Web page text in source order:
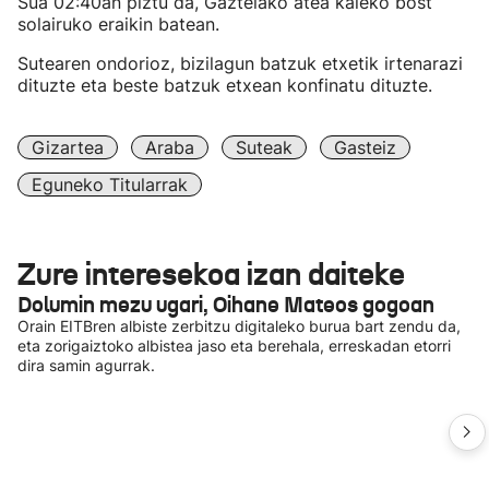
solairuko eraikin batean.
Sutearen ondorioz, bizilagun batzuk etxetik irtenarazi
dituzte eta beste batzuk etxean konfinatu dituzte.
Gizartea Araba Suteak
Gasteiz
Eguneko Titularrak
Zure interesekoa izan daiteke
Dolumin mezu ugari, Oihane Mateos gogoan
Orain EITBren albiste zerbitzu digitaleko burua bart zendu da,
eta zorigaiztoko albistea jaso eta berehala, erreskadan etorri
dira samin agurrak.